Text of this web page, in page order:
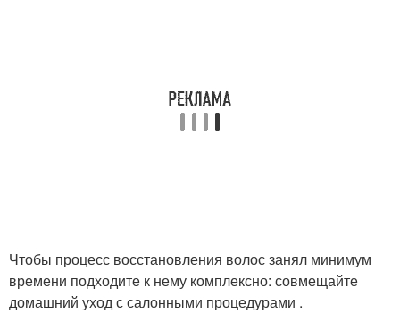
Чтобы процесс восстановления волос занял минимум
времени подходите к нему комплексно: совмещайте
домашний уход с салонными процедурами .